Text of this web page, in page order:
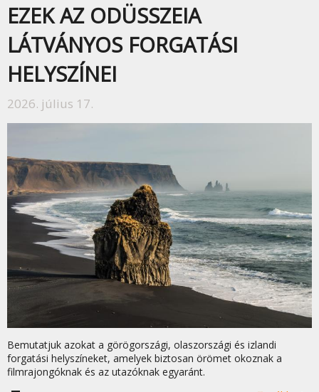
EZEK AZ ODÜSSZEIA
LÁTVÁNYOS FORGATÁSI
HELYSZÍNEI
2026. július 17.
Bemutatjuk azokat a görögországi, olaszországi és izlandi
forgatási helyszíneket, amelyek biztosan örömet okoznak a
filmrajongóknak és az utazóknak egyaránt.